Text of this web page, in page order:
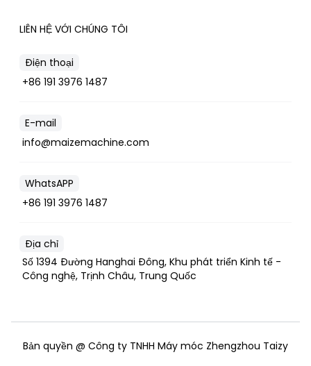
LIÊN HỆ VỚI CHÚNG TÔI
Điện thoại
+86 191 3976 1487
E-mail
info@maizemachine.com
WhatsAPP
+86 191 3976 1487
Địa chỉ
Số 1394 Đường Hanghai Đông, Khu phát triển Kinh tế -
Công nghệ, Trịnh Châu, Trung Quốc
Bản quyền @ Công ty TNHH Máy móc Zhengzhou Taizy